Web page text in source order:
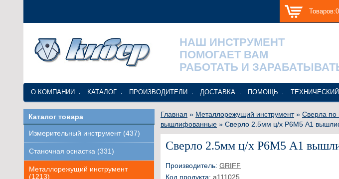
НАШ ИНСТРУМЕНТ
ПОМОГАЕТ ВАМ
РАБОТАТЬ И
О КОМПАНИИ КАТАЛОГ ПРОИЗВОДИТЕЛИ ДОСТАВКА ПОМОЩЬ
Каталог товара
Измерительный инструмент (437)
Станочная оснастка (331)
Металлорежущий инструмент
(1213)
Главная » Металлорежущий инструмент» Сверла по
вышлифованные » Сверло 2.5мм ц/х Р6М5 А1
Сверло 2.5мм ц/х Р6М5 А1
Производитель: GRIFF
Код продукта: a111025